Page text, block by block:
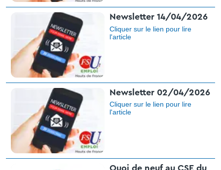
Newsletter 14/04/2026
Cliquer sur le lien pour lire
l'article​
Newsletter 02/04/2026
Cliquer sur le lien pour lire
l'article​
Quoi de neuf au CSE du